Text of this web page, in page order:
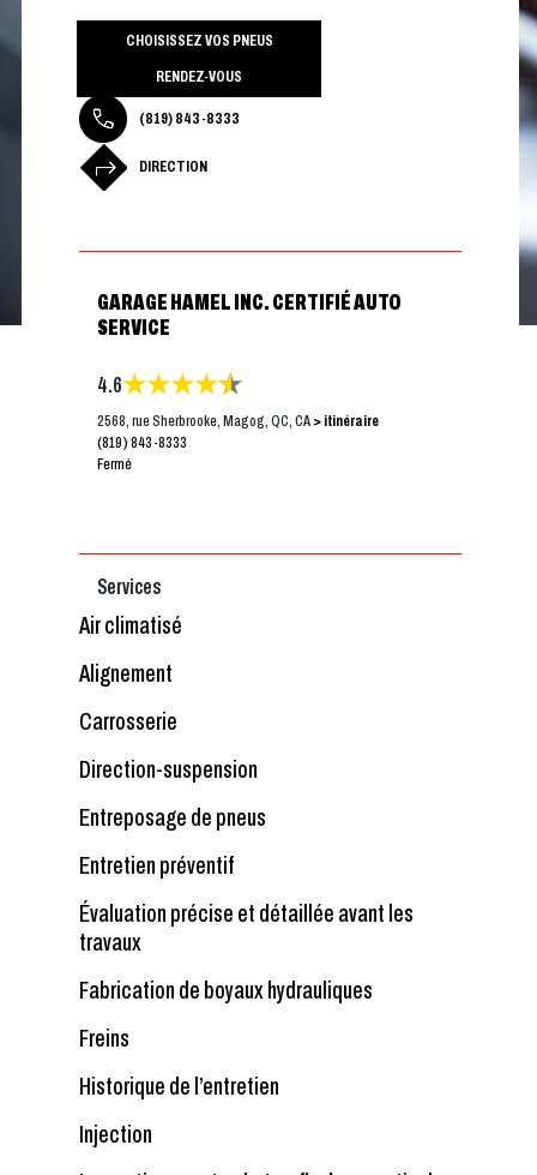
CHOISISSEZ VOS PNEUS
RENDEZ-VOUS
(819) 843-8333
DIRECTION
GARAGE HAMEL INC. CERTIFIÉ AUTO
SERVICE
4.6
2568, rue Sherbrooke, Magog, QC, CA > itinéraire
(819) 843-8333
Fermé
Services
Air climatisé
Alignement
Carrosserie
Direction-suspension
Entreposage de pneus
Entretien préventif
Évaluation précise et détaillée avant les
travaux
Fabrication de boyaux hydrauliques
Freins
Historique de l’entretien
Injection